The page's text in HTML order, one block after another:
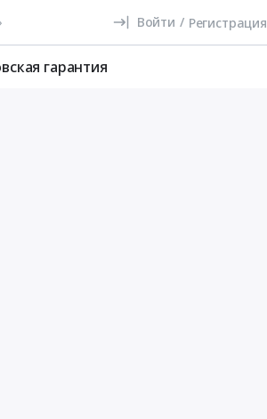
Войти / Регистрация
гарантия